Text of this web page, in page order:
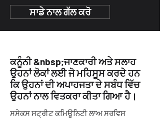
ਸਾਡੇ ਨਾਲ ਗੱਲ ਕਰੋ
ਕਨੂੰਨੀ &nbsp;ਜਾਣਕਾਰੀ ਅਤੇ ਸਲਾਹ
ਉਹਨਾਂ ਲੋਕਾਂ ਲਈ ਜੋ ਮਹਿਸੂਸ ਕਰਦੇ ਹਨ
ਕਿ ਉਹਨਾਂ ਦੀ ਅਪਾਹਜਤਾ ਦੇ ਸਬੰਧ ਵਿੱਚ
ਉਹਨਾਂ ਨਾਲ ਵਿਤਕਰਾ ਕੀਤਾ ਗਿਆ ਹੈ।
ਸਸੇਕਸ ਸਟ੍ਰੀਟ ਕਮਿਊਨਿਟੀ ਲਾਅ ਸਰਵਿਸ